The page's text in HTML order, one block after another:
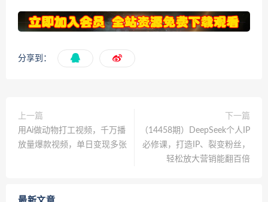
分享到：
上一篇
用Ai做动物打工视频，千万播
放量爆款视频，单日变现多张
下一篇
（14458期）DeepSeek个人IP
必修课，打造IP、裂变粉丝，
轻松放大营销能翻百倍